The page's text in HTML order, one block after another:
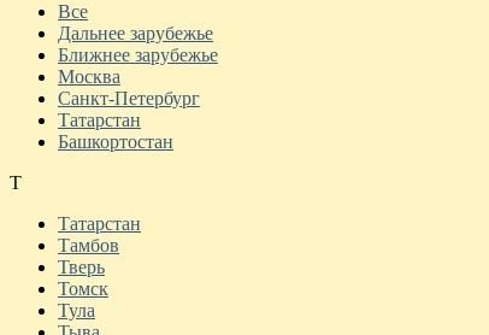
Все
Дальнее зарубежье
Ближнее зарубежье
Москва
Санкт-Петербург
Татарстан
Башкортостан
Т
Татарстан
Тамбов
Тверь
Томск
Тула